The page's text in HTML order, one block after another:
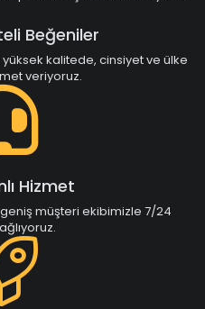
Beğeniler
kalitede, cinsiyet ve ülke
veriyoruz.
Hizmet
müşteri ekibimizle 7/24